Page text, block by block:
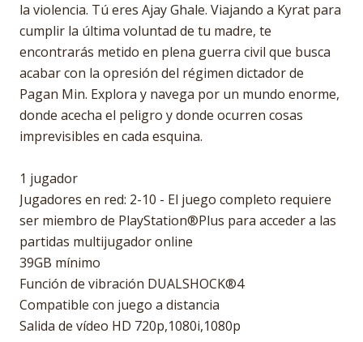
la violencia. Tú eres Ajay Ghale. Viajando a Kyrat para
cumplir la última voluntad de tu madre, te
encontrarás metido en plena guerra civil que busca
acabar con la opresión del régimen dictador de
Pagan Min. Explora y navega por un mundo enorme,
donde acecha el peligro y donde ocurren cosas
imprevisibles en cada esquina.
1 jugador
Jugadores en red: 2-10 - El juego completo requiere
ser miembro de PlayStation®Plus para acceder a las
partidas multijugador online
39GB mínimo
Función de vibración DUALSHOCK®4
Compatible con juego a distancia
Salida de vídeo HD 720p,1080i,1080p